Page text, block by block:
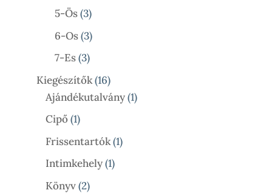
Termék
5-Ös 33
Termék
6-Os 33
Termék
7-Es 33
Termék
Kiegészítők 1616
Termék
Ajándékutalvány 11
Cipő 11
Termék
Frissentartók 11
Intimkehely 11
Könyv 22